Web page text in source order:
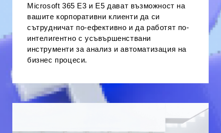
Microsoft 365 E3 и E5 дават възможност на
вашите корпоративни клиенти да си
сътрудничат по-ефективно и да работят по-
интелигентно с усъвършенствани
инструменти за анализ и автоматизация на
бизнес процеси.